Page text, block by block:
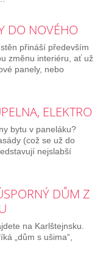
DO NOVÉHO
přináší především
změnu interiéru, ať už
panely, nebo
ELEKTRO
bytu v paneláku?
(což se už do
nejslabší
DŮM Z
na Karlštejnsku.
„dům s ušima“,